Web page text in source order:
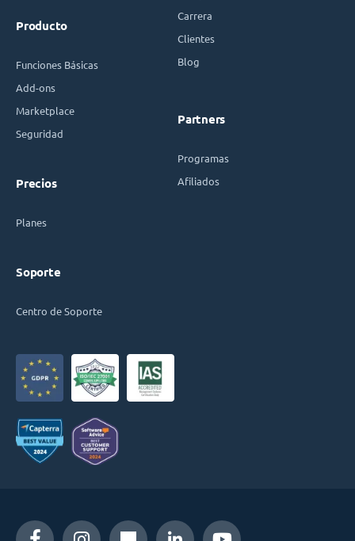
Producto
Funciones Básicas
Add-ons
Marketplace
Seguridad
Precios
Planes
Soporte
Centro de Soporte
Carrera
Clientes
Blog
Partners
Programas
Afiliados